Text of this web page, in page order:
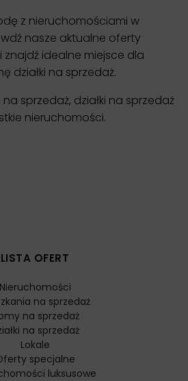
z nieruchomościami w
nasze aktualne oferty
znajdź idealne miejsce dla
działki na sprzedaż.
na sprzedaż, działki na sprzedaż
nieruchomości.
LISTA OFERT
Nieruchomości
na sprzedaż
na sprzedaż
na sprzedaż
Lokale
specjalne
luksusowe